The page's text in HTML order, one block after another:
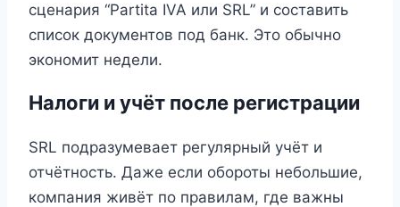
сценария “Partita IVA или SRL” и составить
список документов под банк. Это обычно
экономит недели.
Налоги и учёт после регистрации
SRL подразумевает регулярный учёт и
отчётность. Даже если обороты небольшие,
компания живёт по правилам, где важны